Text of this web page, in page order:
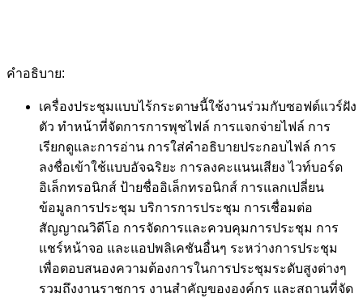
คำอธิบาย:
เครื่องประชุมแบบไร้กระดาษนี้ใช้งานร่วมกับซอฟต์แวร์ฝัง
ตัว ทำหน้าที่จัดการการพุชไฟล์ การแจกจ่ายไฟล์ การ
เรียกดูและการอ่าน การใส่คำอธิบายประกอบไฟล์ การ
ลงชื่อเข้าใช้แบบอัจฉริยะ การลงคะแนนเสียง ไวท์บอร์ด
อิเล็กทรอนิกส์ ป้ายชื่ออิเล็กทรอนิกส์ การแลกเปลี่ยน
ข้อมูลการประชุม บริการการประชุม การเชื่อมต่อ
สัญญาณวิดีโอ การจัดการและควบคุมการประชุม การ
แชร์หน้าจอ และแอปพลิเคชันอื่นๆ ระหว่างการประชุม
เพื่อตอบสนองความต้องการในการประชุมระดับสูงต่างๆ
รวมถึงงานราชการ งานสำคัญขององค์กร และสถานที่จัด